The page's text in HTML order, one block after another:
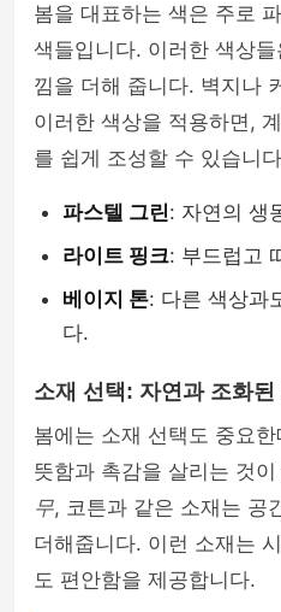
봄을 대표하는 색은 주로
색들입니다. 이러한 색상
낌을 더해 줍니다. 벽지나
이러한 색상을 적용하면,
를 쉽게 조성할 수 있습니
파스텔 그린: 자연의 생
라이트 핑크: 부드럽고
베이지 톤: 다른 색상과
다.
소재 선택: 자연과 조화된
봄에는 소재 선택도 중요
뜻함과 촉감을 살리는 것
무, 코튼과 같은 소재는 공
더해줍니다. 이런 소재는
도 편안함을 제공합니다.